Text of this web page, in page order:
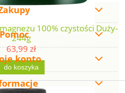
100% czystości Duży-
244g
63,99 zł
do koszyka
Pomoc
konto